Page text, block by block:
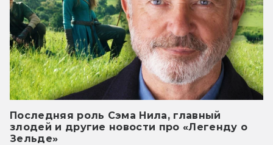
Последняя роль Сэма Нила, главный
злодей и другие новости про «Легенду о
Зельде»